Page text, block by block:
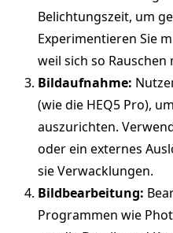
Belichtungszeit, um
Experimentieren Sie
weil sich so Rauschen
Bildaufnahme:
(wie die HEQ5 Pro),
auszurichten.
oder ein externes
sie Verwacklungen.
Bildbearbeitung:
Programmen wie